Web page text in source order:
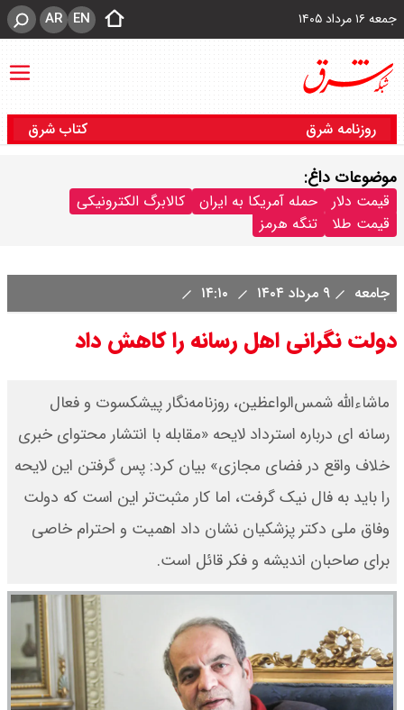
جمعه ۱۶ مرداد ۱۴۰۵ EN
AR
روزنامه شرق کتاب شرق
موضوعات داغ:
قیمت دلار حمله آمریکا به ایران
کالابرگ الکترونیکی
قیمت طلا
تنگه هرمز
جامعه ۹ مرداد ۱۴۰۴
دولت نگرانی اهل رسانه را کاهش داد
ماشاءالله شمس‌الواعظین، روزنامه‌نگار پیشکسوت و فعال
رسانه ای درباره استرداد لایحه «مقابله با انتشار محتوای خبری
خلاف واقع در فضای مجازی» بیان کرد: پس گرفتن این لایحه
را باید به فال نیک گرفت، اما کار مثبت‌تر این است که دولت
وفاق ملی دکتر پزشکیان نشان داد اهمیت و احترام خاصی
برای صاحبان اندیشه و فکر قائل است.